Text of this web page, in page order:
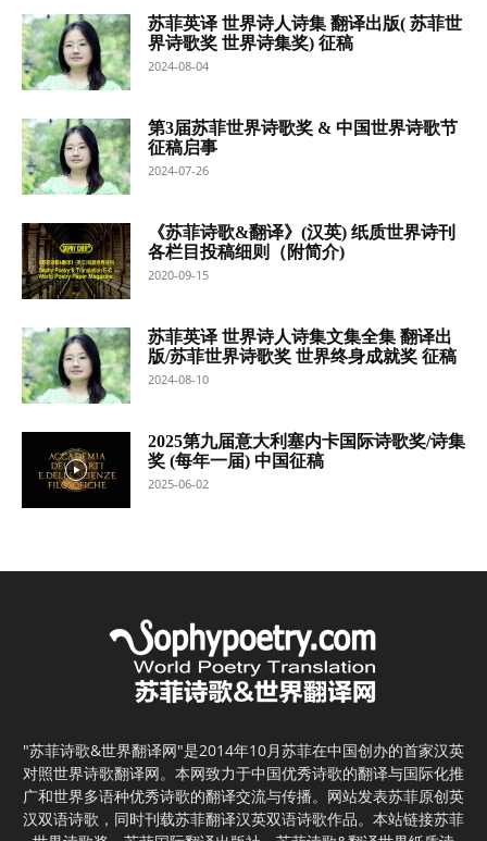
苏菲英译 世界诗人诗集 翻译出版( 苏菲世
界诗歌奖 世界诗集奖) 征稿
2024-08-04
第3届苏菲世界诗歌奖 & 中国世界诗歌节
征稿启事
2024-07-26
《苏菲诗歌&翻译》(汉英) 纸质世界诗刊
各栏目投稿细则（附简介)
2020-09-15
苏菲英译 世界诗人诗集文集全集 翻译出
版/苏菲世界诗歌奖 世界终身成就奖 征稿
2024-08-10
2025第九届意大利塞内卡国际诗歌奖/诗集
奖 (每年一届) 中国征稿
2025-06-02
"苏菲诗歌&世界翻译网"是2014年10月苏菲在中国创办的首家汉英
对照世界诗歌翻译网。本网致力于中国优秀诗歌的翻译与国际化推
广和世界多语种优秀诗歌的翻译交流与传播。网站发表苏菲原创英
汉双语诗歌，同时刊载苏菲翻译汉英双语诗歌作品。本站链接苏菲